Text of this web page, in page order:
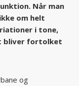
Når man
om helt
i tone,
bliver fortolket
og